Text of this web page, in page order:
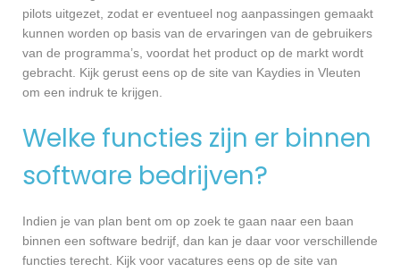
pilots uitgezet, zodat er eventueel nog aanpassingen gemaakt
kunnen worden op basis van de ervaringen van de gebruikers
van de programma’s, voordat het product op de markt wordt
gebracht. Kijk gerust eens op de site van Kaydies in Vleuten
om een indruk te krijgen.
Welke functies zijn er binnen
software bedrijven?
Indien je van plan bent om op zoek te gaan naar een baan
binnen een software bedrijf, dan kan je daar voor verschillende
functies terecht. Kijk voor vacatures eens op de site van